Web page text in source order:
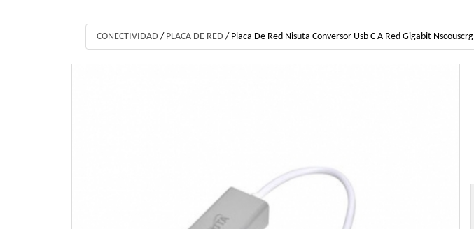
CONECTIVIDAD / PLACA DE RED / Placa De Red Nisuta Conversor Usb C A Red Gigabit Nscouscrg